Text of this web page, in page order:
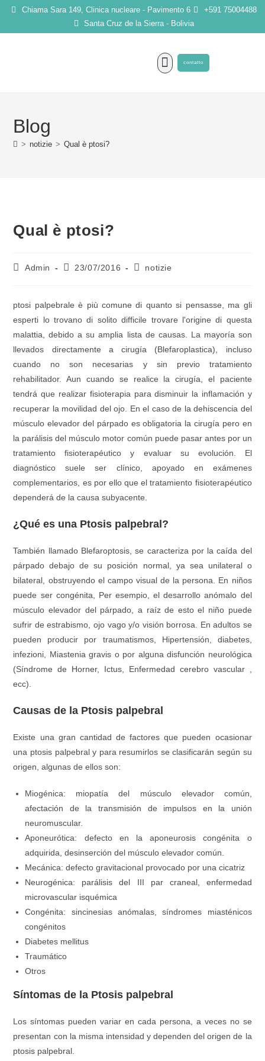
Chiama Sara 149, Clinica nucleare - Pavimento 6
+591 75004488
Santa Cruz de la Sierra - Bolivia
contatto
Blog
> notizie > Qual è ptosi?
Qual è ptosi?
Admin 23/07/2016 notizie
ptosi palpebrale è più comune di quanto si pensasse, ma gli
esperti lo trovano di solito difficile trovare l'origine di questa
malattia,debido a su amplia lista de causas. La mayoría son
llevados directamente a cirugía (Blefaroplastica), incluso
cuando no son necesarias y sin previo tratamiento
rehabilitador.Aun cuando se realice la cirugía
el paciente
tendrá que realizar fisioterapia para disminuir la inflamación y
recuperar la movilidad del ojo
En el caso de la dehiscencia del
músculo elevador del párpado es obligatoria la cirugía pero en
la parálisis del músculo motor común puede pasar antes por un
tratamiento fisioterapéutico y evaluar su evolución
El
diagnóstico suele ser clínico, apoyado en exámenes
complementarios es por ello que el tratamiento fisioterapéutico
dependerá de la causa subyacente
¿Qué es una Ptosis palpebral ?
También llamado Blefaroptosis,se caracteriza por la caída del
párpado debajo de su posición normal, ya sea unilateral o
bilateral
obstruyendo el campo visual de la persona
En niños
puede ser congénita , Per esempio,el desarrollo anómalo del
músculo elevador del párpado
a raíz de esto el niño puede
sufrir de estrabismo ojo vago y/o visión borrosa
En adultos se
pueden producir por traumatismos, Hipertensión diabetes,
infezioni, Miastenia gravis o por alguna disfunción neurológica
(Síndrome de Horner, Ictus Enfermedad cerebro vascular,
ecc).
Causas de la Ptosis palpebral
Existe una gran cantidad de factores que pueden ocasionar
una ptosis palpebral y para resumirlos se clasificarán según su
origen ,algunas de ellos son:
Miogénica: miopatía del músculo elevador común
afectación de la transmisión de impulsos en la unión
neuromuscular.
Aponeurótica: defecto en la aponeurosis congénita o
adquirida ,desinserción del músculo elevador común
Mecánica:defecto gravitacional provocado por una cicatriz
Neurogénica: parálisis del III par craneal, enfermedad
microvascular isquémica
Congénita: sincinesias anómalas ,síndromes miasténicos
congénitos
Diabetes mellitus
Traumático
Otros
Síntomas de la Ptosis palpebral
Los síntomas pueden variar en cada persona
a veces no se
presentan con la misma intensidad y dependen del origen de la
ptosis palpebral